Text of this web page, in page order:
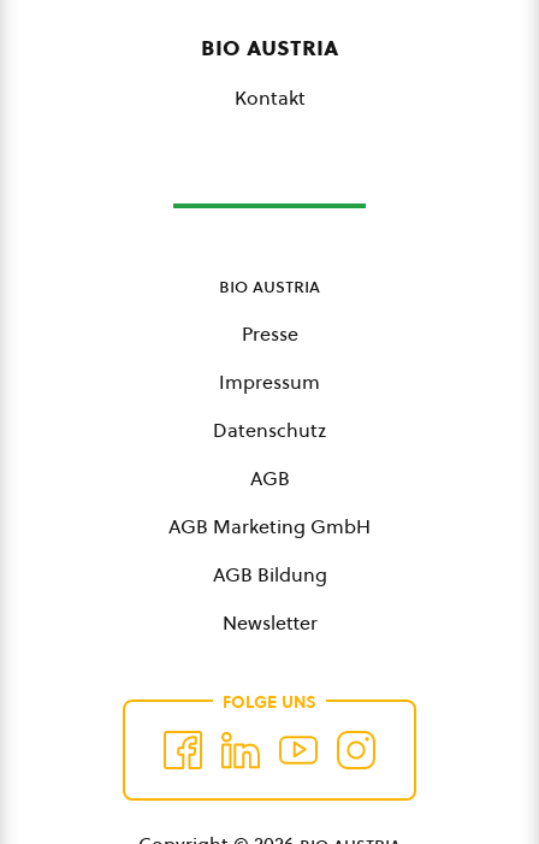
bio austria
Kontakt
bio austria
Presse
Impressum
Datenschutz
AGB
AGB Marketing GmbH
AGB Bildung
Newsletter
FOLGE UNS